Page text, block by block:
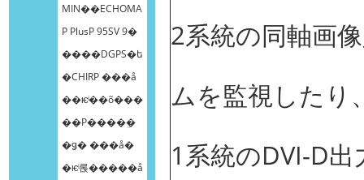
MIN��ECHOMA
P PlusP 95SV 9�
����DGPS�ե
�CHIRP ���å
��ѥͥ��õ���
��Ρ����ܸ�
�ǥ� ���å�
�ѥͥ롡�����å
2系統の同軸画
ムを監視したり
1系統のDVI-D